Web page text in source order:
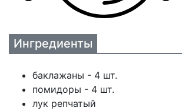
Ингредиенты
баклажаны - 4 шт.
помидоры - 4 шт.
лук репчатый